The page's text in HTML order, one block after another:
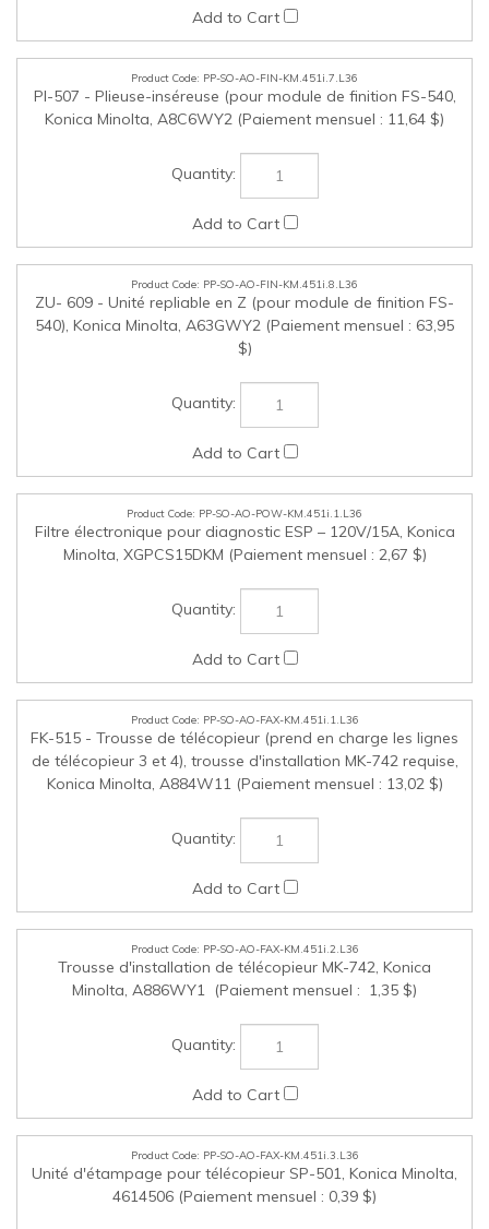
540), Konica Minolta, A63GWY2 (Paiement mensuel : 63,95
Minolta, XGPCS15DKM (Paiement mensuel : 2,67 $)
PP-SO-AO-FAX-KM.451i.1.L36
FK-515 - Trousse de télécopieur (prend en charge les lignes
de télécopieur 3 et 4), trousse d'installation MK-742 requise,
Konica Minolta, A884W11 (Paiement mensuel : 13,02 $)
PP-SO-AO-FAX-KM.451i.2.L36
Trousse d'installation de télécopieur MK-742, Konica
Unité d'étampage pour télécopieur SP-501, Konica Minolta,
4614506 (Paiement mensuel : 0,39 $)
PP-SO-AO-FAX-KM.451i.4.L36
4614511 (Paiement mensuel : 0,22 $)
PP-SO-AO-SOFT-KM.451i.1.L36
Trousse d'autorisation i-Option (police de code à barres) -